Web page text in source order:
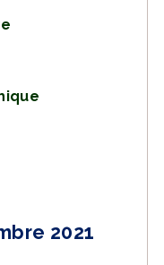
2021